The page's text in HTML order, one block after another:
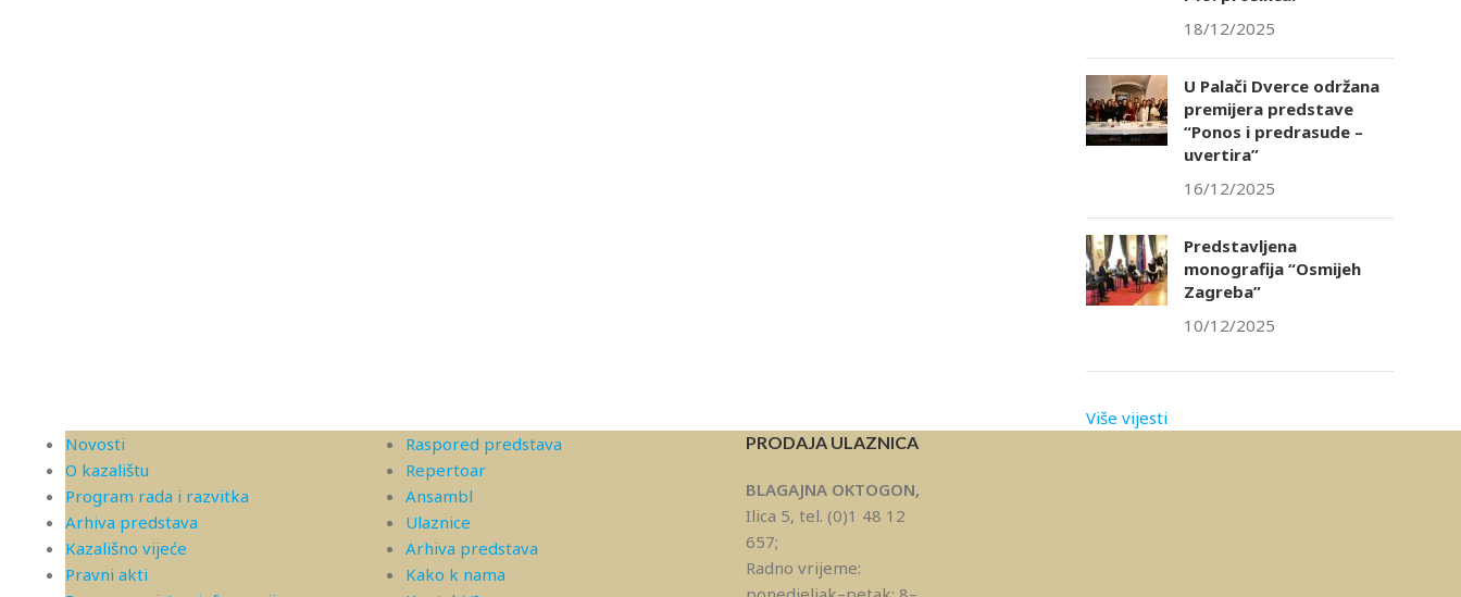
18/12/2025
U Palači Dverce održana
premijera predstave
“Ponos i predrasude –
uvertira”
16/12/2025
Predstavljena
monografija “Osmijeh
Zagreba”
10/12/2025
Više vijesti
Novosti
O kazalištu
Program rada i razvitka
Arhiva predstava
Kazališno vijeće
Pravni akti
Raspored predstava
Repertoar
Ansambl
Ulaznice
Arhiva predstava
Kako k nama
PRODAJA ULAZNICA
BLAGAJNA OKTOGON,
Ilica 5, tel. (0)1 48 12
657;
Radno vrijeme: